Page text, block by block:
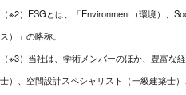
（※2）ESGとは、「Environment（環境）、
ス）」の略称。
（※3）当社は、学術メンバーのほか、豊富な
士）、空間設計スペシャリスト（一級建築士